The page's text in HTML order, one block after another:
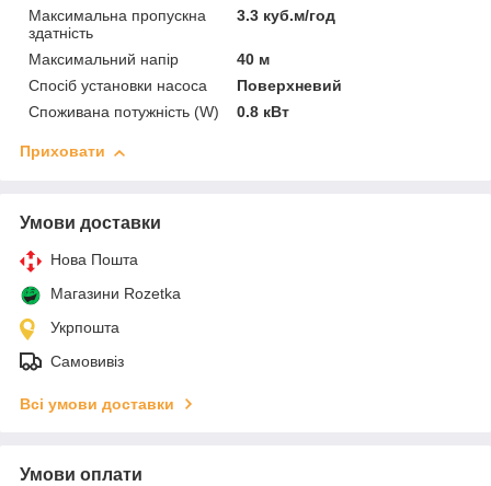
Максимальна пропускна
здатність
3.3 куб.м/год
Максимальний напір
40 м
Спосіб установки насоса
Поверхневий
Споживана потужність (W)
0.8 кВт
Приховати
Умови доставки
Нова Пошта
Магазини Rozetka
Укрпошта
Самовивіз
Всі умови доставки
Умови оплати